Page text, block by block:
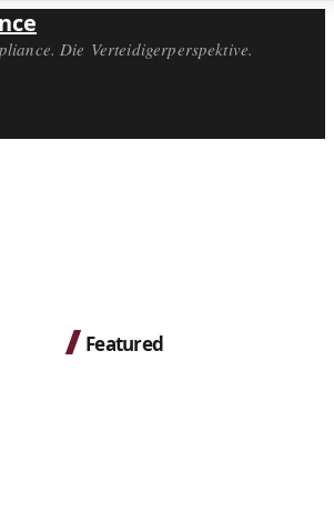
Die Verteidigerperspektive.
Featured